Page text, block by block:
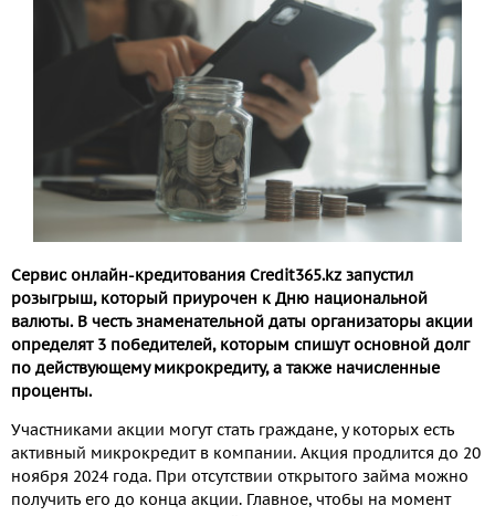
Сервис онлайн-кредитования Credit365.kz запустил
розыгрыш, который приурочен к Дню национальной
валюты. В честь знаменательной даты организаторы акции
определят 3 победителей, которым спишут основной долг
по действующему микрокредиту, а также начисленные
проценты.
Участниками акции могут стать граждане, у которых есть
активный микрокредит в компании. Акция продлится до 20
ноября 2024 года. При отсутствии открытого займа можно
получить его до конца акции. Главное, чтобы на момент